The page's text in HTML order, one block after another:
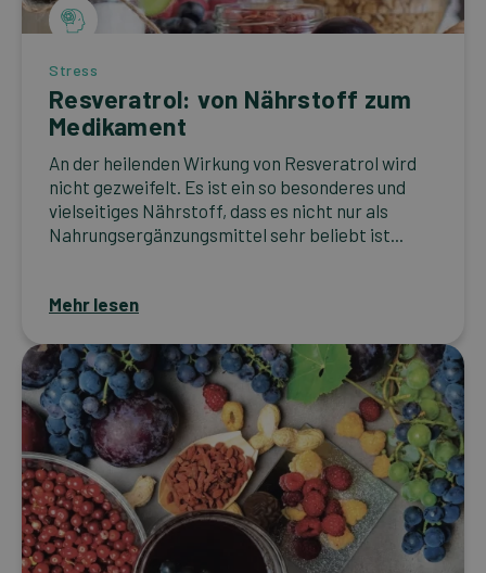
Stress
Resveratrol: von Nährstoff zum
Medikament
An der heilenden Wirkung von Resveratrol wird
nicht gezweifelt. Es ist ein so besonderes und
vielseitiges Nährstoff, dass es nicht nur als
Nahrungsergänzungsmittel sehr beliebt ist...
Mehr lesen